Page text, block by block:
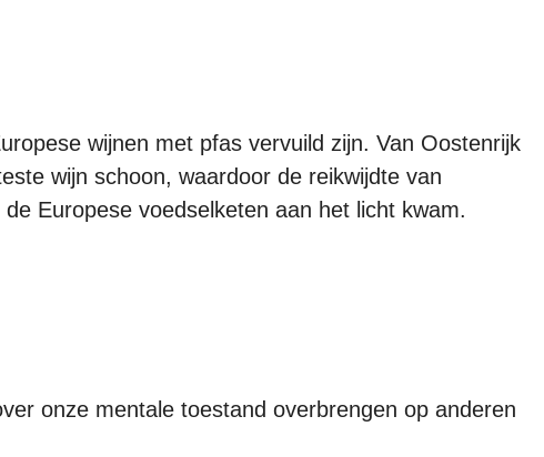
wijnen met pfas vervuild zijn. Van Oostenrijk
wijn schoon, waardoor de reikwijdte van
Europese voedselketen aan het licht kwam.
onze mentale toestand overbrengen op anderen